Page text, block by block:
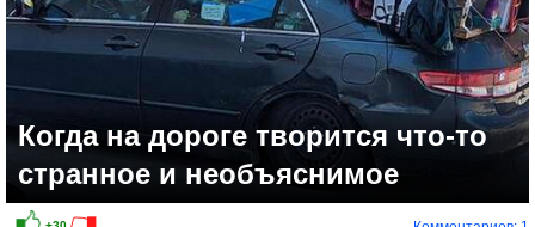
Когда на дороге творится что-то
странное и необъяснимое